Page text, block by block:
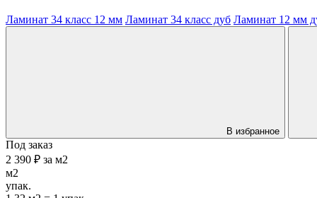
Ламинат 34 класс 12 мм Ламинат 34 класс дуб Ламинат 12 мм
В избранное
Под заказ
2 390 ₽ за м2
м2
упак.